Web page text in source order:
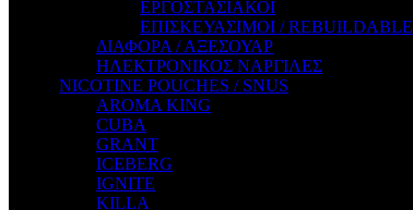
THE ALCHEMIST
THE SMOKER'S CLUB
TIKI MAHU
TWIST
VAPE NOVA
VGOD
WILD ZOO
YETI
ZEUS JUICE
ΕΡΓΟΣΤΑΣΙΑΚΟΙ
ΕΠΙΣΚΕΥΑΣΙΜΟΙ / REBUILDABLE
ΔΙΑΦΟΡΑ / ΑΞΕΣΟΥΑΡ
ΗΛΕΚΤΡΟΝΙΚΟΣ ΝΑΡΓΙΛΕΣ
NICOTINE POUCHES / SNUS
AROMA KING
CUBA
GRANT
ICEBERG
IGNITE
KILLA